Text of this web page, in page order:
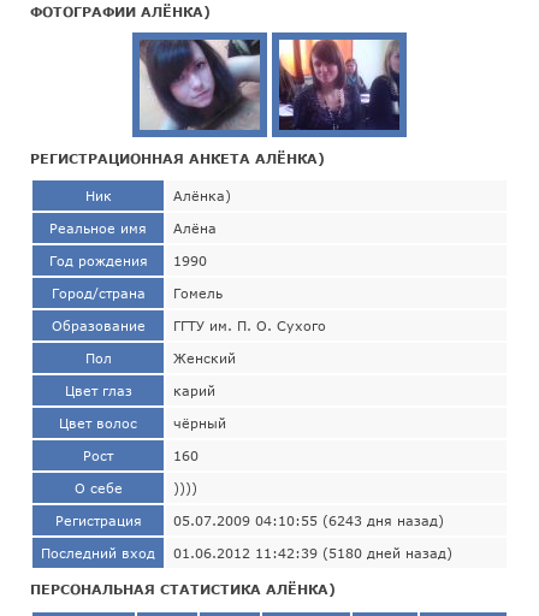
ФОТОГРАФИИ АЛЁНКА)
РЕГИСТРАЦИОННАЯ АНКЕТА АЛЁНКА)
Ник Алёнка)
Реальное имя Алёна
Год рождения 1990
Город/страна Гомель
Образование ГГТУ им. П. О. Сухого
Пол Женский
Цвет глаз карий
Цвет волос чёрный
Рост 160
О себе ))))
Регистрация 05.07.2009 04:10:55 (6243 дня назад)
Последний вход 01.06.2012 11:42:39 (5180 дней назад)
ПЕРСОНАЛЬНАЯ СТАТИСТИКА АЛЁНКА)